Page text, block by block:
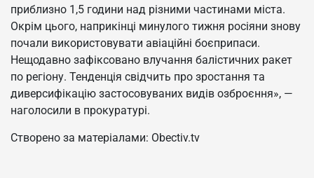
приблизно 1,5 години над різними частинами міста.
Окрім цього, наприкінці минулого тижня росіяни знову
почали використовувати авіаційні боєприпаси.
Нещодавно зафіксовано влучання балістичних ракет
по регіону. Тенденція свідчить про зростання та
диверсифікацію застосовуваних видів озброєння», —
наголосили в прокуратурі.
Створено за матеріалами: Obectiv.tv